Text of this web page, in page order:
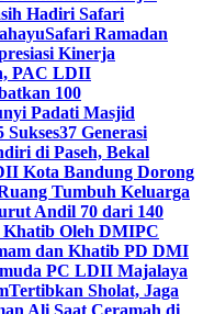
Hadiri Safari
Safari Ramadan
Kinerja
PAC LDII
100
Padati Masjid
Sukses37 Generasi
di Paseh, Bekal
Kota Bandung Dorong
Tumbuh Keluarga
Andil 70 dari 140
Khatib Oleh DMIPC
dan Khatib PD DMI
PC LDII Majalaya
Tertibkan Sholat, Jaga
Ali Saat Ceramah di